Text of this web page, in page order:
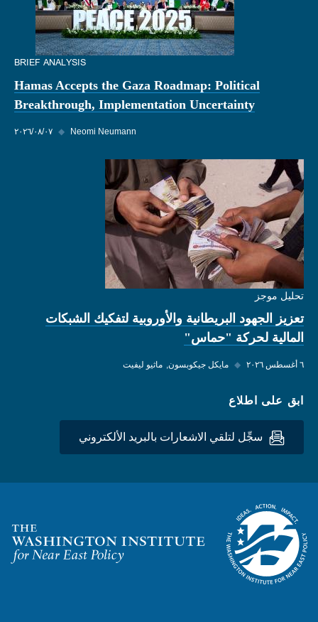
BRIEF ANALYSIS
Hamas Accepts the Gaza Roadmap: Political
Breakthrough, Implementation Uncertainty
٠٧‏/٠٨‏/٢٠٢٦ ◆ Neomi Neumann
تحليل موجز
تعزيز الجهود البريطانية والأوروبية لتفكيك الشبكات
المالية لحركة "حماس"
٦ أغسطس ٢٠٢٦ ◆ مايكل جيكوبسون ماثيو ليفيت
ابق على اطلاع
سجِّل لتلقي الاشعارات بالبريد الألكتروني
Homepage